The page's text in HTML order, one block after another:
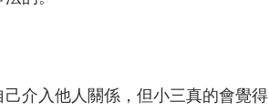
介入他人關係，但小三真的會覺得